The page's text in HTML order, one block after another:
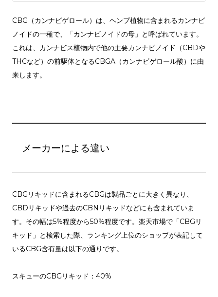
CBG（カンナビゲロール）は、ヘンプ植物に含まれるカンナビ
ノイドの一種で、「カンナビノイドの母」と呼ばれています。
これは、カンナビス植物内で他の主要カンナビノイド（CBDや
THCなど）の前駆体となるCBGA（カンナビゲロール酸）に由
来します。
メーカーによる違い
CBGリキッドに含まれるCBGは製品ごとに大きく異なり、
CBDリキッドや過去のCBNリキッドなどにも含まれていま
す。その幅は5%程度から50%程度です。楽天市場で「CBGリ
キッド」と検索した際、ランキング上位のショップが表記して
いるCBG含有量は以下の通りです。
スキューのCBGリキッド：40%